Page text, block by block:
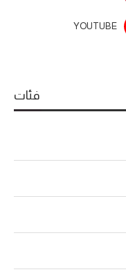
YOUTUBE
فئات